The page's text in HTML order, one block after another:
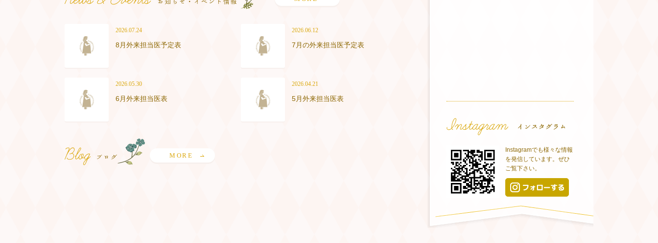
2026.07.24
8月外来担当医予定表
2026.06.12
7月の外来担当医予定表
2026.05.30
6月外来担当医表
2026.04.21
5月外来担当医表
MORE
Instagramでも様々な情報
を発信しています。ぜひ
ご覧下さい。